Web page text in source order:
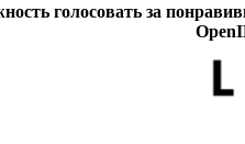
голосовать за